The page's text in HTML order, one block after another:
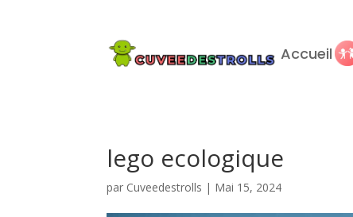
Accueil
lego ecologique
par Cuveedestrolls | Mai 15, 2024